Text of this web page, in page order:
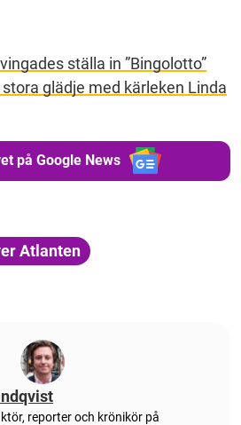
ställa in ”Bingolotto”
glädje med kärleken Linda
på Google News
Atlanten
reporter och krönikör på